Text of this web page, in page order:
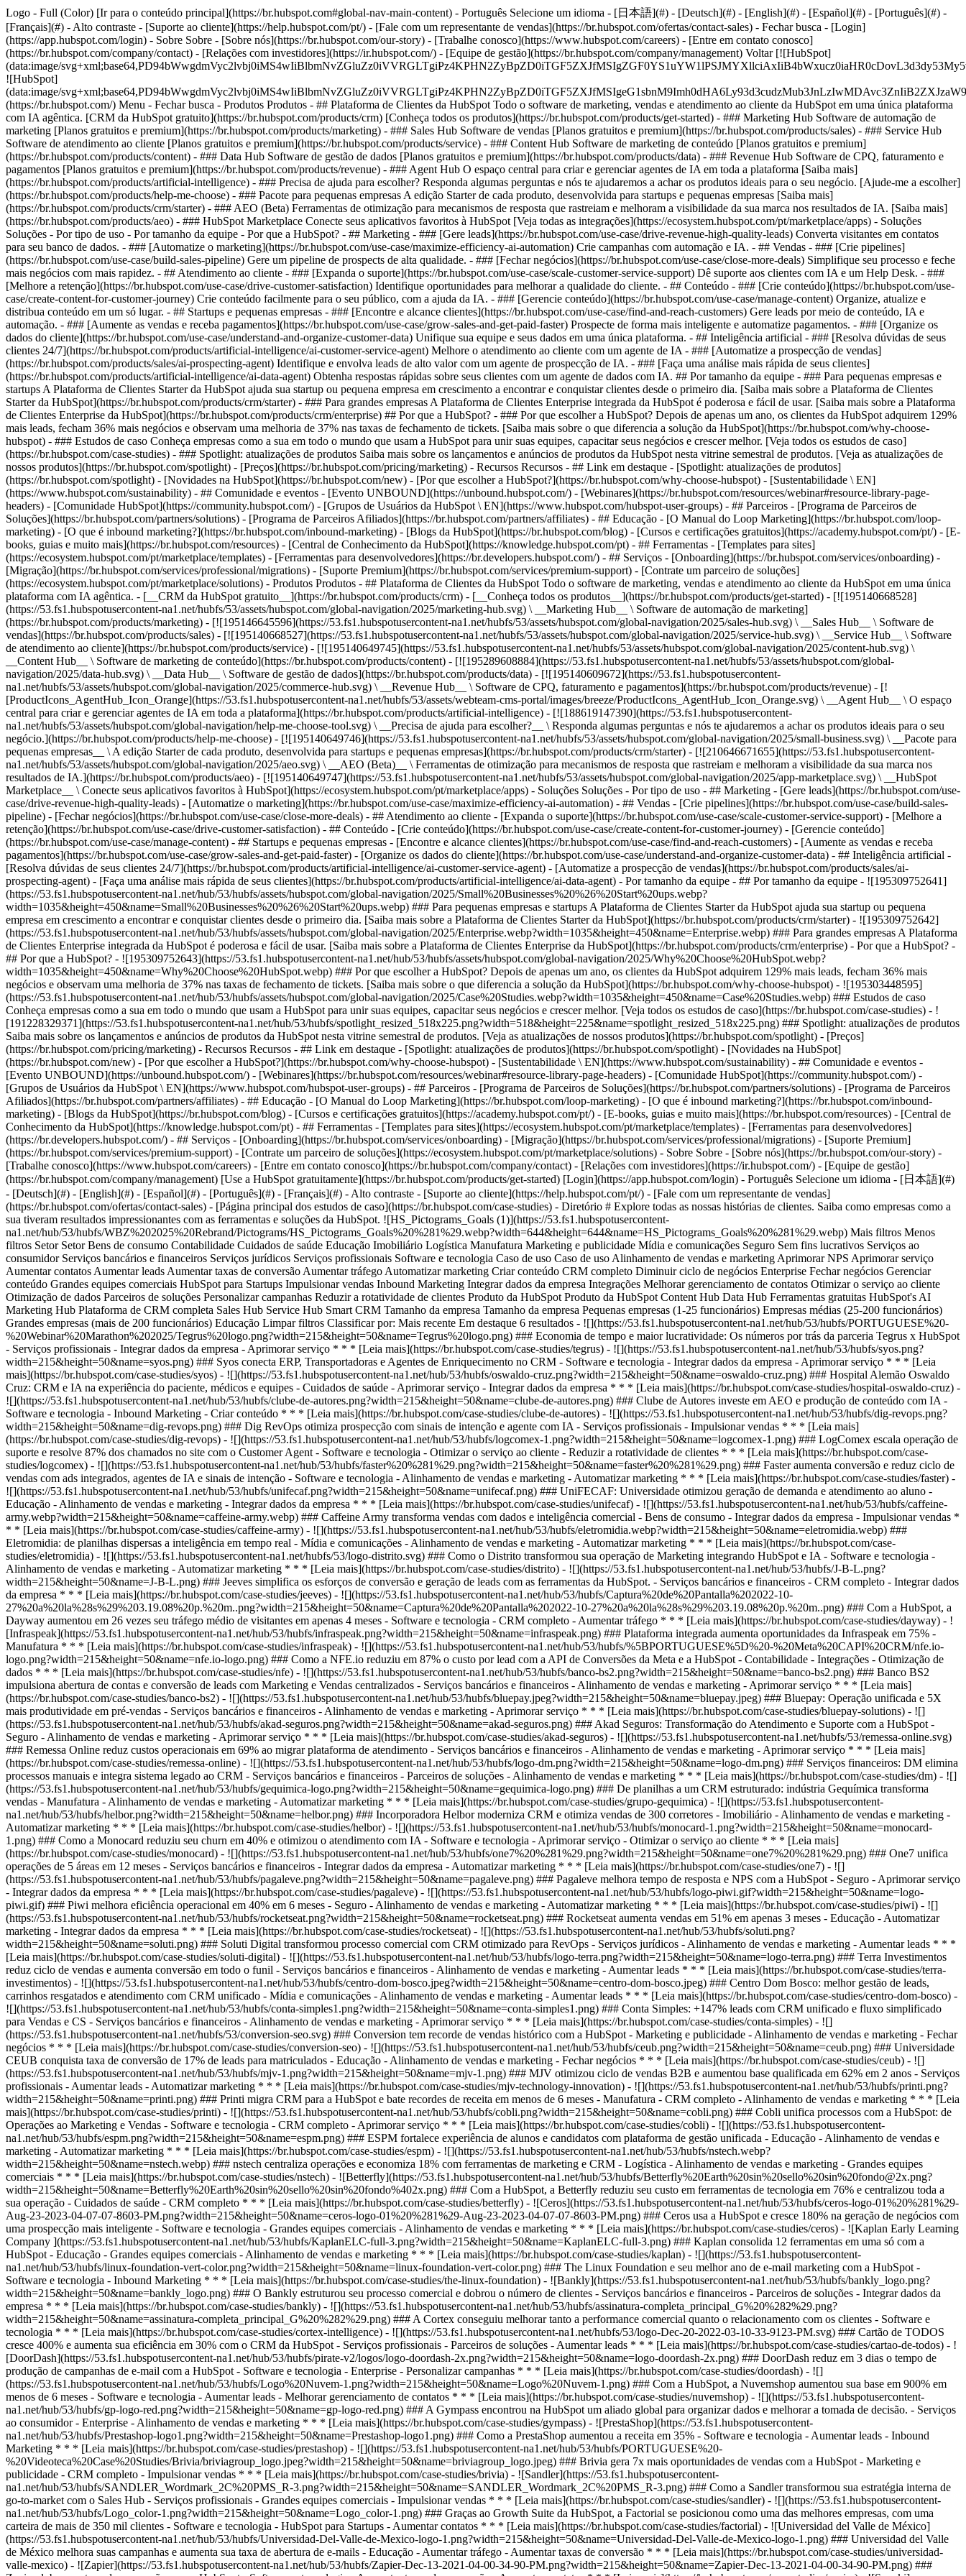
Logo - Full (Color) [Ir para o conteúdo principal](https://br.hubspot.com#global-nav-main-content) - Português Selecione um idioma - [日本語](#) - [Deutsch](#) - [English](#) - [Español](#) - [Português](#) -
[Français](#) - Alto contraste - [Suporte ao cliente](https://help.hubspot.com/pt/) - [Fale com um representante de vendas](https://br.hubspot.com/ofertas/contact-sales) - Fechar busca - [Login]
(https://app.hubspot.com/login) - Sobre Sobre - [Sobre nós](https://br.hubspot.com/our-story) - [Trabalhe conosco](https://www.hubspot.com/careers) - [Entre em contato conosco]
(https://br.hubspot.com/company/contact) - [Relações com investidores](https://ir.hubspot.com/) - [Equipe de gestão](https://br.hubspot.com/company/management) Voltar [![HubSpot]
(data:image/
![HubSpot]
(data:image/
(https://br.hubspot.com/) Menu - Fechar busca - Produtos Produtos - ## Plataforma de Clientes da HubSpot Todo o software de marketing, vendas e atendimento ao cliente da HubSpot em uma única plataforma
com IA agêntica. [CRM da HubSpot gratuito](https://br.hubspot.com/products/crm) [Conheça todos os produtos](https://br.hubspot.com/products/get-started) - ### Marketing Hub Software de automação de
marketing [Planos gratuitos e premium](https://br.hubspot.com/products/marketing) - ### Sales Hub Software de vendas [Planos gratuitos e premium](https://br.hubspot.com/products/sales) - ### Service Hub
Software de atendimento ao cliente [Planos gratuitos e premium](https://br.hubspot.com/products/service) - ### Content Hub Software de marketing de conteúdo [Planos gratuitos e premium]
(https://br.hubspot.com/products/content) - ### Data Hub Software de gestão de dados [Planos gratuitos e premium](https://br.hubspot.com/products/data) - ### Revenue Hub Software de CPQ, faturamento e
pagamentos [Planos gratuitos e premium](https://br.hubspot.com/products/revenue) - ### Agent Hub O espaço central para criar e gerenciar agentes de IA em toda a plataforma [Saiba mais]
(https://br.hubspot.com/products/artificial-intelligence) - ### Precisa de ajuda para escolher? Responda algumas perguntas e nós te ajudaremos a achar os produtos ideais para o seu negócio. [Ajude-me a escolher]
(https://br.hubspot.com/products/help-me-choose) - ### Pacote para pequenas empresas A edição Starter de cada produto, desenvolvida para startups e pequenas empresas [Saiba mais]
(https://br.hubspot.com/products/crm/starter) - ### AEO (Beta) Ferramentas de otimização para mecanismos de resposta que rastreiam e melhoram a visibilidade da sua marca nos resultados de IA. [Saiba mais]
(https://br.hubspot.com/products/aeo) - ### HubSpot Marketplace Conecte seus aplicativos favoritos à HubSpot [Veja todas as integrações](https://ecosystem.hubspot.com/pt/marketplace/apps) - Soluções
Soluções - Por tipo de uso - Por tamanho da equipe - Por que a HubSpot? - ## Marketing - ### [Gere leads](https://br.hubspot.com/use-case/drive-revenue-high-quality-leads) Converta visitantes em contatos
para seu banco de dados. - ### [Automatize o marketing](https://br.hubspot.com/use-case/maximize-efficiency-ai-automation) Crie campanhas com automação e IA. - ## Vendas - ### [Crie pipelines]
(https://br.hubspot.com/use-case/build-sales-pipeline) Gere um pipeline de prospects de alta qualidade. - ### [Fechar negócios](https://br.hubspot.com/use-case/close-more-deals) Simplifique seu processo e feche
mais negócios com mais rapidez. - ## Atendimento ao cliente - ### [Expanda o suporte](https://br.hubspot.com/use-case/scale-customer-service-support) Dê suporte aos clientes com IA e um Help Desk. - ###
[Melhore a retenção](https://br.hubspot.com/use-case/drive-customer-satisfaction) Identifique oportunidades para melhorar a qualidade do cliente. - ## Conteúdo - ### [Crie conteúdo](https://br.hubspot.com/use-
case/create-content-for-customer-journey) Crie conteúdo facilmente para o seu público, com a ajuda da IA. - ### [Gerencie conteúdo](https://br.hubspot.com/use-case/manage-content) Organize, atualize e
distribua conteúdo em um só lugar. - ## Startups e pequenas empresas - ### [Encontre e alcance clientes](https://br.hubspot.com/use-case/find-and-reach-customers) Gere leads por meio de conteúdo, IA e
automação. - ### [Aumente as vendas e receba pagamentos](https://br.hubspot.com/use-case/grow-sales-and-get-paid-faster) Prospecte de forma mais inteligente e automatize pagamentos. - ### [Organize os
dados do cliente](https://br.hubspot.com/use-case/understand-and-organize-customer-data) Unifique sua equipe e seus dados em uma única plataforma. - ## Inteligência artificial - ### [Resolva dúvidas de seus
clientes 24/7](https://br.hubspot.com/products/artificial-intelligence/ai-customer-service-agent) Melhore o atendimento ao cliente com um agente de IA - ### [Automatize a prospecção de vendas]
(https://br.hubspot.com/products/sales/ai-prospecting-agent) Identifique e envolva leads de alto valor com um agente de prospecção de IA. - ### [Faça uma análise mais rápida de seus clientes]
(https://br.hubspot.com/products/artificial-intelligence/ai-data-agent) Obtenha respostas rápidas sobre seus clientes com um agente de dados com IA. ## Por tamanho da equipe - ### Para pequenas empresas e
startups A Plataforma de Clientes Starter da HubSpot ajuda sua startup ou pequena empresa em crescimento a encontrar e conquistar clientes desde o primeiro dia. [Saiba mais sobre a Plataforma de Clientes
Starter da HubSpot](https://br.hubspot.com/products/crm/starter) - ### Para grandes empresas A Plataforma de Clientes Enterprise integrada da HubSpot é poderosa e fácil de usar. [Saiba mais sobre a Plataforma
de Clientes Enterprise da HubSpot](https://br.hubspot.com/products/crm/enterprise) ## Por que a HubSpot? - ### Por que escolher a HubSpot? Depois de apenas um ano, os clientes da HubSpot adquirem 129%
mais leads, fecham 36% mais negócios e observam uma melhoria de 37% nas taxas de fechamento de tickets. [Saiba mais sobre o que diferencia a solução da HubSpot](https://br.hubspot.com/why-choose-
hubspot) - ### Estudos de caso Conheça empresas como a sua em todo o mundo que usam a HubSpot para unir suas equipes, capacitar seus negócios e crescer melhor. [Veja todos os estudos de caso]
(https://br.hubspot.com/case-studies) - ### Spotlight: atualizações de produtos Saiba mais sobre os lançamentos e anúncios de produtos da HubSpot nesta vitrine semestral de produtos. [Veja as atualizações de
nossos produtos](https://br.hubspot.com/spotlight) - [Preços](https://br.hubspot.com/pricing/marketing) - Recursos Recursos - ## Link em destaque - [Spotlight: atualizações de produtos]
(https://br.hubspot.com/spotlight) - [Novidades na HubSpot](https://br.hubspot.com/new) - [Por que escolher a HubSpot?](https://br.hubspot.com/why-choose-hubspot) - [Sustentabilidade \ EN]
(https://www.hubspot.com/sustainability) - ## Comunidade e eventos - [Evento UNBOUND](https://unbound.hubspot.com/) - [Webinares](https://br.hubspot.com/resources/webinar#resource-library-page-
headers) - [Comunidade HubSpot](https://community.hubspot.com/) - [Grupos de Usuários da HubSpot \ EN](https://www.hubspot.com/hubspot-user-groups) - ## Parceiros - [Programa de Parceiros de
Soluções](https://br.hubspot.com/partners/solutions) - [Programa de Parceiros Afiliados](https://br.hubspot.com/partners/affiliates) - ## Educação - [O Manual do Loop Marketing](https://br.hubspot.com/loop-
marketing) - [O que é inbound marketing?](https://br.hubspot.com/inbound-marketing) - [Blogs da HubSpot](https://br.hubspot.com/blog) - [Cursos e certificações gratuitos](https://academy.hubspot.com/pt/) - [E-
books, guias e muito mais](https://br.hubspot.com/resources) - [Central de Conhecimento da HubSpot](https://knowledge.hubspot.com/pt) - ## Ferramentas - [Templates para sites]
(https://ecosystem.hubspot.com/pt/marketplace/templates) - [Ferramentas para desenvolvedores](https://br.developers.hubspot.com/) - ## Serviços - [Onboarding](https://br.hubspot.com/services/onboarding) -
[Migração](https://br.hubspot.com/services/professional/migrations) - [Suporte Premium](https://br.hubspot.com/services/premium-support) - [Contrate um parceiro de soluções]
(https://ecosystem.hubspot.com/pt/marketplace/solutions) - Produtos Produtos - ## Plataforma de Clientes da HubSpot Todo o software de marketing, vendas e atendimento ao cliente da HubSpot em uma única plataforma com IA agêntica. - [__CRM da HubSpot gratuito__](https://br.hubspot.com/products/crm) - [__Conheça todos os produtos__](https://br.hubspot.com/products/get-started) - [![195140668528](https://53.fs1.hubspotusercontent-na1.net/hubfs/53/assets/hubspot.com/global-navigation/2025/marketing-hub.svg) \ __Marketing Hub__ \ Software de automação de marketing](https://br.hubspot.com/products/marketing) - [![195146645596](https://53.fs1.hubspotusercontent-na1.net/hubfs/53/assets/hubspot.com/global-navigation/2025/sales-hub.svg) \ __Sales Hub__ \ Software de vendas](https://br.hubspot.com/products/sales) - [![195140668527](https://53.fs1.hubspotusercontent-na1.net/hubfs/53/assets/hubspot.com/global-navigation/2025/service-hub.svg) \ __Service Hub__ \ Software de atendimento ao cliente](https://br.hubspot.com/products/service) - [![195140649745](https://53.fs1.hubspotusercontent-na1.net/hubfs/53/assets/hubspot.com/global-navigation/2025/content-hub.svg) \ __Content Hub__ \ Software de marketing de conteúdo](https://br.hubspot.com/products/content) - [![195289608884](https://53.fs1.hubspotusercontent-na1.net/hubfs/53/assets/hubspot.com/global-navigation/2025/data-hub.svg) \ __Data Hub__ \ Software de gestão de dados](https://br.hubspot.com/products/data) - [![195140609672](https://53.fs1.hubspotusercontent-na1.net/hubfs/53/assets/hubspot.com/global-navigation/2025/commerce-hub.svg) \ __Revenue Hub__ \ Software de CPQ, faturamento e pagamentos](https://br.hubspot.com/products/revenue) - [![ProductIcons_AgentHub_Icon_Orange](https://53.fs1.hubspotusercontent-na1.net/hubfs/53/assets/webteam-cms-portal/images/breeze/ProductIcons_AgentHub_Icon_Orange.svg) \ __Agent Hub__ \ O espaço central para criar e gerenciar agentes de IA em toda a plataforma](https://br.hubspot.com/products/artificial-intelligence) - [![188619147390](https://53.fs1.hubspotusercontent-na1.net/hubfs/53/assets/hubspot.com/global-navigation/help-me-choose-tool.svg) \ __Precisa de ajuda para escolher?__ \ Responda algumas perguntas e nós te ajudaremos a achar os produtos ideais para o seu negócio.](https://br.hubspot.com/products/help-me-choose) - [![195140649746](https://53.fs1.hubspotusercontent-na1.net/hubfs/53/assets/hubspot.com/global-navigation/2025/small-business.svg) \ __Pacote para pequenas empresas__ \ A edição Starter de cada produto, desenvolvida para startups e pequenas empresas](https://br.hubspot.com/products/crm/starter) - [![210646671655](https://53.fs1.hubspotusercontent-na1.net/hubfs/53/assets/hubspot.com/global-navigation/2025/aeo.svg) \ __AEO (Beta)__ \ Ferramentas de otimização para mecanismos de resposta que rastreiam e melhoram a visibilidade da sua marca nos resultados de IA.](https://br.hubspot.com/products/aeo) - [![195140649747](https://53.fs1.hubspotusercontent-na1.net/hubfs/53/assets/hubspot.com/global-navigation/2025/app-marketplace.svg) \ __HubSpot Marketplace__ \ Conecte seus aplicativos favoritos à HubSpot](https://ecosystem.hubspot.com/pt/marketplace/apps) - Soluções Soluções - Por tipo de uso - ## Marketing - [Gere leads](https://br.hubspot.com/use-case/drive-revenue-high-quality-leads) - [Automatize o marketing](https://br.hubspot.com/use-case/maximize-efficiency-ai-automation) - ## Vendas - [Crie pipelines](https://br.hubspot.com/use-case/build-sales-pipeline) - [Fechar negócios](https://br.hubspot.com/use-case/close-more-deals) - ## Atendimento ao cliente - [Expanda o suporte](https://br.hubspot.com/use-case/scale-customer-service-support) - [Melhore a retenção](https://br.hubspot.com/use-case/drive-customer-satisfaction) - ## Conteúdo - [Crie conteúdo](https://br.hubspot.com/use-case/create-content-for-customer-journey) - [Gerencie conteúdo](https://br.hubspot.com/use-case/manage-content) - ## Startups e pequenas empresas - [Encontre e alcance clientes](https://br.hubspot.com/use-case/find-and-reach-customers) - [Aumente as vendas e receba pagamentos](https://br.hubspot.com/use-case/grow-sales-and-get-paid-faster) - [Organize os dados do cliente](https://br.hubspot.com/use-case/understand-and-organize-customer-data) - ## Inteligência artificial - [Resolva dúvidas de seus clientes 24/7](https://br.hubspot.com/products/artificial-intelligence/ai-customer-service-agent) - [Automatize a prospecção de vendas](https://br.hubspot.com/products/sales/ai-prospecting-agent) - [Faça uma análise mais rápida de seus clientes](https://br.hubspot.com/products/artificial-intelligence/ai-data-agent) - Por tamanho da equipe - ## Por tamanho da equipe - ![195309752641](https://53.fs1.hubspotusercontent-na1.net/hub/53/hubfs/assets/hubspot.com/global-navigation/2025/Small%20Businesses%20%26%20Start%20ups.webp?width=1035&height=450&name=Small%20Businesses%20%26%20Start%20ups.webp) ### Para pequenas empresas e startups A Plataforma de Clientes Starter da HubSpot ajuda sua startup ou pequena empresa em crescimento a encontrar e conquistar clientes desde o primeiro dia. [Saiba mais sobre a Plataforma de Clientes Starter da HubSpot](https://br.hubspot.com/products/crm/starter) - ![195309752642](https://53.fs1.hubspotusercontent-na1.net/hub/53/hubfs/assets/hubspot.com/global-navigation/2025/Enterprise.webp?width=1035&height=450&name=Enterprise.webp) ### Para grandes empresas A Plataforma de Clientes Enterprise integrada da HubSpot é poderosa e fácil de usar. [Saiba mais sobre a Plataforma de Clientes Enterprise da HubSpot](https://br.hubspot.com/products/crm/enterprise) - Por que a HubSpot? - ## Por que a HubSpot? - ![195309752643](https://53.fs1.hubspotusercontent-na1.net/hub/53/hubfs/assets/hubspot.com/global-navigation/2025/Why%20Choose%20HubSpot.webp?width=1035&height=450&name=Why%20Choose%20HubSpot.webp) ### Por que escolher a HubSpot? Depois de apenas um ano, os clientes da HubSpot adquirem 129% mais leads, fecham 36% mais negócios e observam uma melhoria de 37% nas taxas de fechamento de tickets. [Saiba mais sobre o que diferencia a solução da HubSpot](https://br.hubspot.com/why-choose-hubspot) - ![195303448595](https://53.fs1.hubspotusercontent-na1.net/hub/53/hubfs/assets/hubspot.com/global-navigation/2025/Case%20Studies.webp?width=1035&height=450&name=Case%20Studies.webp) ### Estudos de caso Conheça empresas como a sua em todo o mundo que usam a HubSpot para unir suas equipes, capacitar seus negócios e crescer melhor. [Veja todos os estudos de caso](https://br.hubspot.com/case-studies) - ![191228329371](https://53.fs1.hubspotusercontent-na1.net/hub/53/hubfs/spotlight_resized_518x225.png?width=518&height=225&name=spotlight_resized_518x225.png) ### Spotlight: atualizações de produtos Saiba mais sobre os lançamentos e anúncios de produtos da HubSpot nesta vitrine semestral de produtos. [Veja as atualizações de nossos produtos](https://br.hubspot.com/spotlight) - [Preços](https://br.hubspot.com/pricing/marketing) - Recursos Recursos - ## Link em destaque - [Spotlight: atualizações de produtos](https://br.hubspot.com/spotlight) - [Novidades na HubSpot](https://br.hubspot.com/new) - [Por que escolher a HubSpot?](https://br.hubspot.com/why-choose-hubspot) - [Sustentabilidade \ EN](https://www.hubspot.com/sustainability) - ## Comunidade e eventos - [Evento UNBOUND](https://unbound.hubspot.com/) - [Webinares](https://br.hubspot.com/resources/webinar#resource-library-page-headers) - [Comunidade HubSpot](https://community.hubspot.com/) - [Grupos de Usuários da HubSpot \ EN](https://www.hubspot.com/hubspot-user-groups) - ## Parceiros - [Programa de Parceiros de Soluções](https://br.hubspot.com/partners/solutions) - [Programa de Parceiros Afiliados](https://br.hubspot.com/partners/affiliates) - ## Educação - [O Manual do Loop Marketing](https://br.hubspot.com/loop-marketing) - [O que é inbound marketing?](https://br.hubspot.com/inbound-marketing) - [Blogs da HubSpot](https://br.hubspot.com/blog) - [Cursos e certificações gratuitos](https://academy.hubspot.com/pt/) - [E-books, guias e muito mais](https://br.hubspot.com/resources) - [Central de Conhecimento da HubSpot](https://knowledge.hubspot.com/pt) - ## Ferramentas - [Templates para sites](https://ecosystem.hubspot.com/pt/marketplace/templates) - [Ferramentas para desenvolvedores](https://br.developers.hubspot.com/) - ## Serviços - [Onboarding](https://br.hubspot.com/services/onboarding) - [Migração](https://br.hubspot.com/services/professional/migrations) - [Suporte Premium](https://br.hubspot.com/services/premium-support) - [Contrate um parceiro de soluções](https://ecosystem.hubspot.com/pt/marketplace/solutions) - Sobre Sobre - [Sobre nós](https://br.hubspot.com/our-story) - [Trabalhe conosco](https://www.hubspot.com/careers) - [Entre em contato conosco](https://br.hubspot.com/company/contact) - [Relações com investidores](https://ir.hubspot.com/) - [Equipe de gestão](https://br.hubspot.com/company/management) [Use a HubSpot gratuitamente](https://br.hubspot.com/products/get-started) [Login](https://app.hubspot.com/login) - Português Selecion
- [Página principal dos estudos de caso](https://br.hubspot.com/case-studies) - Diretório # Explore todas as nossas histórias de clientes. Saiba como empresas como a sua tiveram resultados impressionantes com as ferramentas e soluções da HubSpot. ![HS_Pictograms_Goals (1)](https://53.fs1.hubspotusercontent-na1.net/hub/53/hubfs/WBZ%202025%20Rebrand/Pictograms/HS_Pictograms_Goals%20%281%29.webp?width=644&height=644&name=HS_Pictograms_Goals%20%281%29.webp) Mais filtros Menos filtros Setor Setor Bens de consumo Contabilidade Cuidados de saúde Educação Imobiliário Logística Manufatura Marketing e publicidade Mídia e comunicações Seguro Sem fins lucrativos Serviços ao consumidor Serviços bancários e financeiros Serviços jurídicos Serviços profissionais Software e tecnologia Caso de uso Caso de uso Alinhamento de vendas e marketing Aprimorar NPS Aprimorar serviço Aumentar contatos Aumentar leads Aumentar taxas de conversão Aumentar tráfego Automatizar marketing Criar conteúdo CRM completo Diminuir ciclo de negócios Enterprise Fechar negócios Gerenciar conteúdo Grandes equipes comerciais HubSpot para Startups Impulsionar vendas Inbound Marketing Integrar dados da empresa Integrações Melhorar gerenciamento de contatos Otimizar o serviço ao cliente Otimização de dados Parceiros de soluções Personalizar campanhas Reduzir a rotatividade de clientes Produto da HubSpot Produto da HubSpot Content Hub Data Hub Ferramentas gratuitas HubSpot's AI Marketing Hub Plataforma de CRM completa Sales Hub Service Hub Smart CRM Tamanho da empresa Tamanho da empresa Pequenas empresas (1-25 funcionários) Empresas médias (25-200 funcionários) Grandes empresas (mais de 200 funcionários) Educação Limpar filtros Classificar por: Mais recente Em destaque 6 resultados - ![](https://53.fs1.hubspotusercontent-na1.net/hub/53/hubfs/PORTUGUESE%20-%20Webinar%20Marathon%202025/Tegrus%20logo.png?width=215&height=50&name=Tegrus%20logo.png) ### Economia de tempo e maior lucratividade: Os números por trás da parceria Tegrus x HubSpot - Serviços profissionais - Integrar dados da empresa - Aprimorar serviço * * * [Leia mais](https://br.hubspot.com/case-studies/tegrus) - ![](https://53.fs1.hubspotusercontent-na1.net/hub/53/hubfs/syos.png?width=215&height=50&name=syos.png) ### Syos conecta ERP, Transportadoras e Agentes de Enriquecimento no CRM - Software e tecnologia - Integrar dados da empresa - Aprimorar serviço * * * [Leia mais](https://br.hubspot.com/case-studies/syos) - ![](https://53.fs1.hubspotusercontent-na1.net/hub/53/hubfs/oswaldo-cruz.png?width=215&height=50&name=oswaldo-cruz.png) ### Hospital Alemão Oswaldo Cruz: CRM e IA na experiência do paciente, médicos e equipes - Cuidados de saúde - Aprimorar serviço - Integrar dados da empresa * * * [Leia mais](https://br.hubspot.com/case-studies/hospital-oswaldo-cruz) - ![](https://53.fs1.hubspotusercontent-na1.net/hub/53/hubfs/clube-de-autores.png?width=215&height=50&name=clube-de-autores.png) ### Clube de Autores investe em AEO e produção de conteúdo com IA - Software e tecnologia - Inbound Marketing - Criar conteúdo * * * [Leia mais](https://br.hubspot.com/case-studies/clube-de-autores) - ![](https://53.fs1.hubspotusercontent-na1.net/hub/53/hubfs/dig-revops.png?width=215&height=50&name=dig-revops.png) ### Dig RevOps otimiza prospecção com sinais de intenção e agente com IA - Serviços profissionais - Impulsionar vendas * * * [Leia mais](https://br.hubspot.com/case-studies/dig-revops) - ![](https://53.fs1.hubspotusercontent-na1.net/hub/53/hubfs/logcomex-1.png?width=215&height=50&name=logcomex-1.png) ### LogComex escala operação de suporte e resolve 87% dos chamados no site com o Customer Agent - Software e tecnologia - Otimizar o serviço ao cliente - Reduzir a rotatividade de clientes * * * [Leia mais](https://br.hubspot.com/case-studies/logcomex) - ![](https://53.fs1.hubspotusercontent-na1.net/hub/53/hubfs/faster%20%281%29.png?width=215&height=50&name=faster%20%281%29.png) ### Faster aumenta conversão e reduz ciclo de vendas com ads integrados, agentes de IA e sinais de intenção - Software e tecnologia - Alinhamento de vendas e marketing - Automatizar marketing * * * [Leia mais](https://br.hubspot.com/case-studies/faster) - ![](https://53.fs1.hubspotusercontent-na1.net/hub/53/hubfs/unifecaf.png?width=215&height=50&name=unifecaf.png) ### UniFECAF: Universidade otimizou geração de demanda e atendimento ao aluno - Educação - Alinhamento de vendas e marketing - Integrar dados da empresa * * * [Leia mais](https://br.hubspot.com/case-studies/unifecaf) - ![](https://53.fs1.hubspotusercontent-na1.net/hub/53/hubfs/caffeine-army.webp?width=215&height=50&name=caffeine-army.webp) ### Caffeine Army transforma vendas com dados e inteligência comercial - Bens de consumo - Integrar dados da empresa - Impulsionar vendas * * * [Leia mais](https://br.hubspot.com/case-studies/caffeine-army) - ![](https://53.fs1.hubspotusercontent-na1.net/hub/53/hubfs/eletromidia.webp?width=215&height=50&name=eletromidia.webp) ### Eletromidia: de planilhas dispersas a inteligência em tempo real - Mídia e comunicações - Alinhamento de vendas e marketing - Automatizar marketing * * * [Leia mais](https://br.hubspot.com/case-studies/eletromidia) - ![](https://53.fs1.hubspotusercontent-na1.net/hubfs/53/logo-distrito.svg) ### Como o Distrito transformou sua operação de Marketing integrando HubSpot e IA - Software e tecnologia - Alinhamento de vendas e marketing - Automatizar marketing * * * [Leia mais](https://br.hubspot.com/case-studies/distrito) - ![](https://53.fs1.hubspotusercontent-na1.net/hub/53/hubfs/J-B-L.png?width=215&height=50&name=J-B-L.png) ### Jeeves simplifica os esforços de conversão e geração de leads com as ferramentas da HubSpot. - Serviços bancários e financeiros - CRM completo - Integrar dados da empresa * * * [Leia mais](https://br.hubspot.com/case-studies/jeeves) - ![](https://53.fs1.hubspotusercontent-na1.net/hub/53/hubfs/Captura%20de%20Pantalla%202022-10-27%20a%20la%28s%29%203.19.08%20p.%20m..png?width=215&height=50&name=Captura%20de%20Pantalla%202022-10-27%20a%20la%28s%29%203.19.08%20p.%20m..png) ### Com a HubSpot, a Dayway aumentou em 26 vezes seu tráfego médio de visitantes em apenas 4 meses - Software e tecnologia - CRM completo - Aumentar tráfego * * * [Leia mais](https://br.hubspot.com/case-studies/dayway) - ![Infraspeak](https://53.fs1.hubspotusercontent-na1.net/hub/53/hubfs/infraspeak.png?width=215&height=50&name=infraspeak.png) ### Plataforma integrada aumenta oportunidades da Infraspeak em 75% - Manufatura * * * [Leia mais](https://br.hubspot.com/case-studies/infraspeak) - ![](https://53.fs1.hubspotusercontent-na1.net/hub/53/hubfs/%5BPORTUGUESE%5D%20-%20Meta%20CAPI%20CRM/nfe.io-logo.png?width=215&height=50&name=nfe.io-logo.png) ### Como a NFE.io reduziu em 87% o custo por lead com a API de Conversões da Meta e a HubSpot - Contabilidade - Integrações - Otimização de dados * * * [Leia mais](https://br.hubspot.com/case-studies/nfe) - ![](https://53.fs1.hubspotusercontent-na1.net/hub/53/hubfs/banco-bs2.png?width=215&height=50&name=banco-bs2.png) ### Banco BS2 impulsiona abertura de contas e conversão de leads com Marketing e Vendas centralizados - Serviços bancários e financeiros - Alinhamento de vendas e marketing - Aprimorar serviço * * * [Leia mais](https://br.hubspot.com/case-studies/banco-bs2) - ![](https://53.fs1.hubspotusercontent-na1.net/hub/53/hubfs/bluepay.jpeg?width=215&height=50&name=bluepay.jpeg) ### Bluepay: Operação unificada e 5X mais produtividade em pré-vendas - Serviços bancários e financeiros - Alinhamento de vendas e marketing - Aprimorar serviço * * * [Leia mais](https://br.hubspot.com/case-studies/bluepay-solutions) - ![](https://53.fs1.hubspotusercontent-na1.net/hub/53/hubfs/akad-seguros.png?width=215&height=50&name=akad-seguros.png) ### Akad Seguros: Transformação do Atendimento e Suporte com a HubSpot - Seguro - Alinhamento de vendas e marketing - Aprimorar serviço * * * [Leia mais](https://br.hubspot.com/case-studies/akad-seguros) - ![](https://53.fs1.hubspotusercontent-na1.net/hubfs/53/remessa-online.svg) ### Remessa Online reduz custos operacionais em 69% ao migrar plataforma de atendimento - Serviços bancários e financeiros - Alinhamento de vendas e marketing - Aprimorar serviço * * * [Leia mais](https://br.hubspot.com/case-studies/remessa-online) - ![](https://53.fs1.hubspotusercontent-na1.net/hub/53/hubfs/logo-dm.png?width=215&height=50&name=logo-dm.png) ### Serviços financeiros: DM elimina processos manuais e integra sistema legado ao CRM - Serviços bancários e financeiros - Parceiros de soluções - Alinhamento de vendas e marketing * * * [Leia mais](https://br.hubspot.com/case-studies/dm) - ![](https://53.fs1.hubspotusercontent-na1.net/hub/53/hubfs/gequimica-logo.png?width=215&height=50&name=gequimica-logo.png) ### De planilhas a um CRM estruturado: indústria Gequímica transforma vendas - Manufatura - Alinhamento de vendas e marketing - Automatizar marketing * * * [Leia mais](https://br.hubspot.com/case-studies/grupo-gequimica) - ![](https://53.fs1.hubspotusercontent-na1.net/hub/53/hubfs/helbor.png?width=215&height=50&name=helbor.png) ### Incorporadora Helbor moderniza CRM e otimiza vendas de 300 corretores - Imobiliário - Alinhamento de vendas e marketing - Automatizar marketing * * * [Leia mais](https://br.hubspot.com/case-studies/helbor) - ![](https://53.fs1.hubspotusercontent-na1.net/hub/53/hubfs/monocard-1.png?width=215&height=50&name=monocard-1.png)